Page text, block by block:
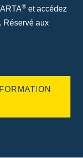
® et accédez
Réservé aux